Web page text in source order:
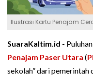
Ilustrasi Kartu Penajam
SuaraKaltim.id -
Penajam Paser Utara (
sekolah” dari pemerintah